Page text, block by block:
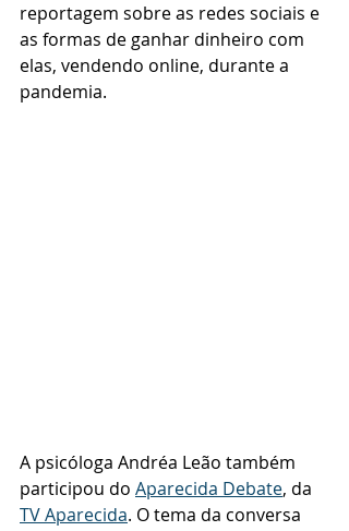
reportagem sobre as redes sociais e
as formas de ganhar dinheiro com
elas, vendendo online, durante a
pandemia.
A psicóloga Andréa Leão também
participou do Aparecida Debate, da
TV Aparecida. O tema da conversa